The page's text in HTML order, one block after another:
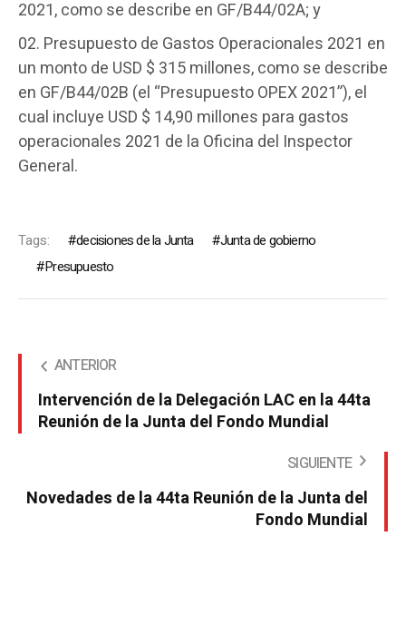
2021, como se describe en GF/B44/02A; y
Presupuesto de Gastos Operacionales 2021 en
un monto de USD $ 315 millones, como se describe
en GF/B44/02B (el “Presupuesto OPEX 2021”), el
cual incluye USD $ 14,90 millones para gastos
operacionales 2021 de la Oficina del Inspector
General.
Tags: decisiones de la Junta
Junta de gobierno
Presupuesto
ANTERIOR
Intervención de la Delegación LAC en la 44ta
Reunión de la Junta del Fondo Mundial
SIGUIENTE
Novedades de la 44ta Reunión de la Junta del
Fondo Mundial